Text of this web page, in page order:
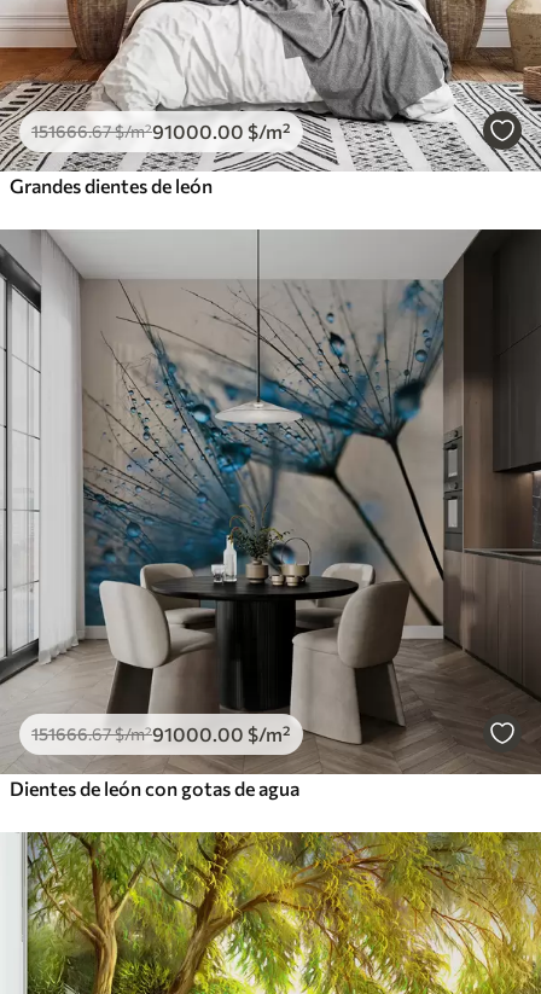
151666.67$/m²91000.00 $/m²
Grandes dientes de león
151666.67$/m²91000.00 $/m²
Dientes de león con gotas de agua